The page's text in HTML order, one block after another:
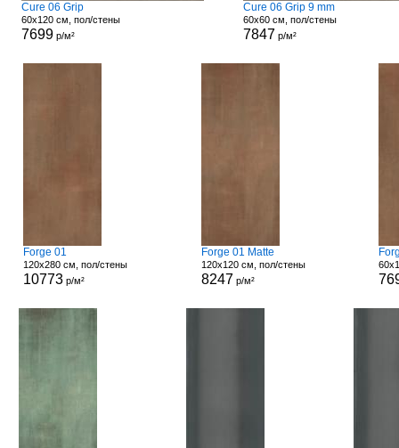
Cure 06 Grip
60x120 см, пол/стены
7699р/м²
Cure 06 Grip 9 mm
60x60 см, пол/стены
7847 р/м²
Forge 01
120x280 см, пол/стены
10773 р/м²
Forge 01 Matte
120x120 см, пол/стены
8247 р/м²